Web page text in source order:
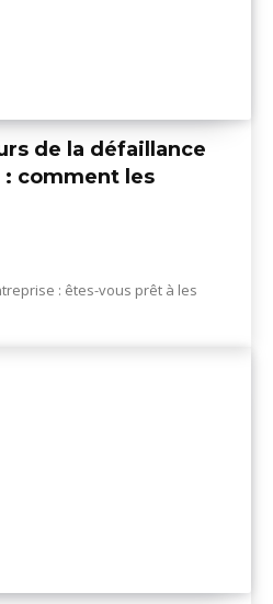
de la défaillance
: comment les
: êtes-vous prêt à les